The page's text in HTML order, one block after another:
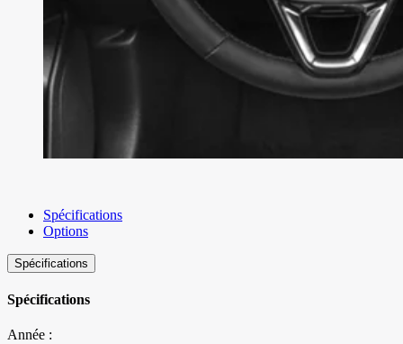
Spécifications
Options
Spécifications
Spécifications
Année :